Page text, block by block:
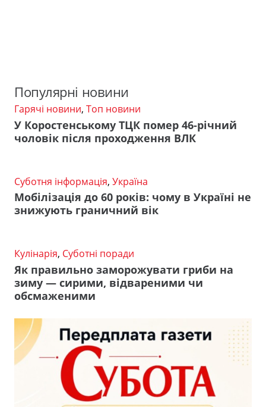
Популярні новини
Гарячі новини, Топ новини
У Коростенському ТЦК помер 46-річний
чоловік після проходження ВЛК
Суботня інформація, Україна
Мобілізація до 60 років: чому в Україні не
знижують граничний вік
Кулінарія, Суботні поради
Як правильно заморожувати гриби на
зиму — сирими, відвареними чи
обсмаженими